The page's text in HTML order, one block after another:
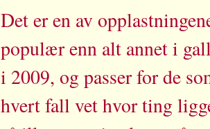
Det er en av
populær enn alt annet i
i 2009, og passer for de
hvert fall vet hvor ting